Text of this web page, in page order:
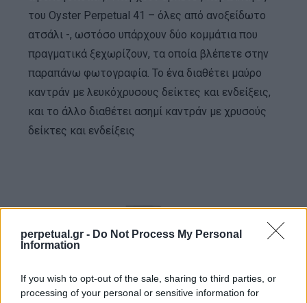
perpetual.gr - Do Not Process My Personal
Information
If you wish to opt-out of the sale, sharing to third parties, or
processing of your personal or sensitive information for
του Oyster Perpetual 41 – όλες από ανοξείδωτο
ατσάλι -, ωστόσο υπάρχουν δύο κομμάτια που
πραγματικά ξεχωρίζουν, τα οποία βλέπετε στην
παραπάνω φωτογραφία. Το ένα διαθέτει μαύρο
καντράν με λευκόχρυσους δείκτες και ενδείξεις,
και το άλλο διαθέτει ασημί καντράν με χρυσούς
δείκτες και ενδείξεις